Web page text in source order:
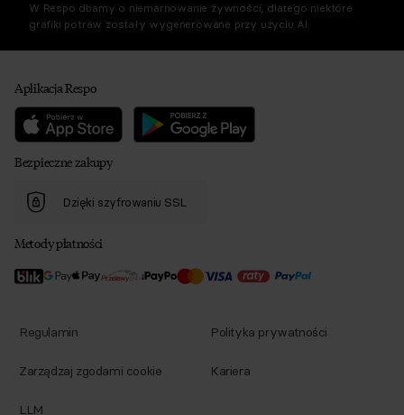
W Respo dbamy o niemarnowanie żywności, dlatego niektóre
grafiki potraw zostały wygenerowane przy użyciu AI.
Aplikacja Respo
Bezpieczne zakupy
Dzięki szyfrowaniu SSL
Metody płatności
Regulamin Polityka prywatności
Zarządzaj zgodami cookie Kariera
LLM